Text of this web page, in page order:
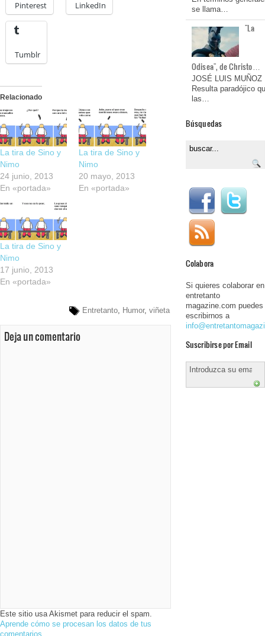
Pinterest LinkedIn
Tumblr
Relacionado
La tira de Sino y
Nimo
24 junio, 2013
En «portada»
La tira de Sino y
Nimo
20 mayo, 2013
En «portada»
La tira de Sino y
Nimo
17 junio, 2013
En «portada»
Entretanto, Humor, viñeta
Deja un comentario
Este sitio usa Akismet para reducir el spam.
Aprende cómo se procesan los datos de tus
comentarios.
se llama…
"La
Odisea", de Christo…
JOSÉ LUIS MUÑOZ
Resulta paradójico
las…
Búsquedas
Colabora
Si quieres colaborar en
entretanto
magazine.com puedes
escribirnos a
Suscribirse por Email